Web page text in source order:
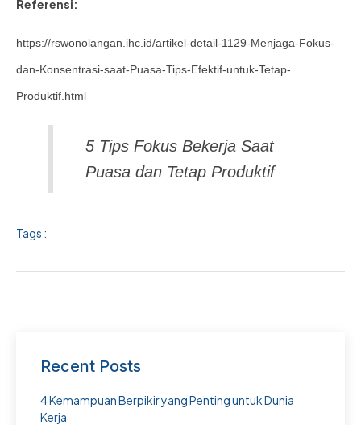
Referensi:
https://rswonolangan.ihc.id/artikel-detail-1129-Menjaga-Fokus-
dan-Konsentrasi-saat-Puasa-Tips-Efektif-untuk-Tetap-
Produktif.html
5 Tips Fokus Bekerja Saat
Puasa dan Tetap Produktif
Tags :
Recent Posts
4 Kemampuan Berpikir yang Penting untuk Dunia
Kerja